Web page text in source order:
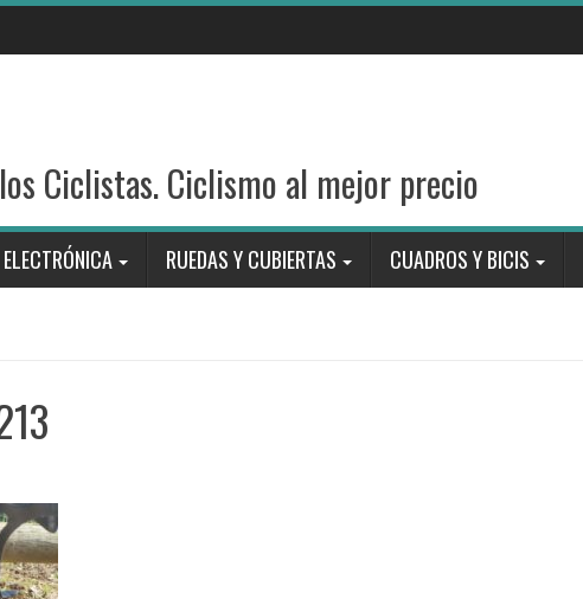
Ciclistas. Ciclismo al mejor precio
ELECTRÓNICA RUEDAS Y CUBIERTAS CUADROS Y BICIS